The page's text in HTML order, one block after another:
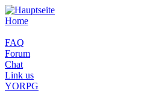
Home
FAQ
Forum
Chat
Link us
YORPG